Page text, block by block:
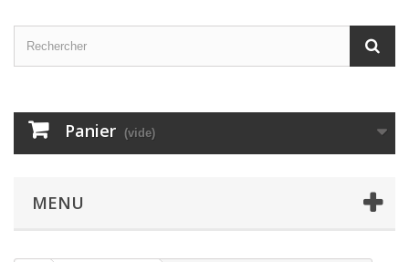
Panier (vide)
MENU